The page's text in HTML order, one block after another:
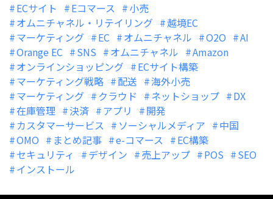
ECサイト Eコマース
小売
オムニチャネル・リテイリング
越境EC
マーケティング
EC オムニチャネル O2O
AI
Orange EC
SNS オムニチャネル
Amazon
オンラインショッピング
ECサイト構築
マーケティング戦略
配送
海外小売
マーケティング
クラウド ネットショップ
DX
在庫管理
決済 アプリ
開発
カスタマーサービス
ソーシャルメディア
中国
OMO
まとめ記事 e-コマース
EC構築
セキュリティ
デザイン 売上アップ POS
SEO
インストール